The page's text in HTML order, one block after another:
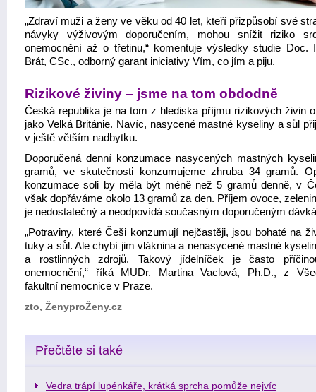
„Zdraví muži a ženy ve věku od 40 let, kteří přizpůsobí své
návyky výživovým doporučením, mohou snížit riziko
onemocnění až o třetinu,“ komentuje výsledky studie Doc.
Brát, CSc., odborný garant iniciativy Vím, co jím a piju.
Rizikové živiny – jsme na tom obdodně
Česká republika je na tom z hlediska příjmu rizikových živin
jako Velká Británie. Navíc, nasycené mastné kyseliny a sůl
v ještě větším nadbytku.
Doporučená denní konzumace nasycených mastných
gramů, ve skutečnosti konzumujeme zhruba 34 gramů.
konzumace soli by měla být méně než 5 gramů denně, v
však dopřáváme okolo 13 gramů za den. Příjem ovoce,
je nedostatečný a neodpovídá současným doporučeným
„Potraviny, které Češi konzumují nejčastěji, jsou bohaté na
tuky a sůl. Ale chybí jim vláknina a nenasycené mastné
a rostlinných zdrojů. Takový jídelníček je často
onemocnění,“ říká MUDr. Martina Vaclová, Ph.D., z
fakultní nemocnice v Praze.
zto, ŽenyproŽeny.cz
Přečtěte si také
Vedra trápí lupénkáře, krátká sprcha pomůže nejvíc